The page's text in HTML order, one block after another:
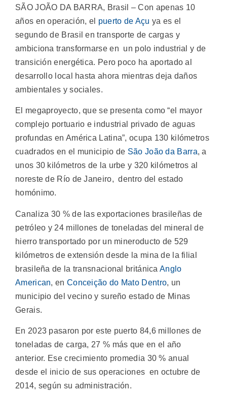
SÃO JOÃO DA BARRA, Brasil – Con apenas 10
años en operación, el puerto de Açu ya es el
segundo de Brasil en transporte de cargas y
ambiciona transformarse en un polo industrial y de
transición energética. Pero poco ha aportado al
desarrollo local hasta ahora mientras deja daños
ambientales y sociales.
El megaproyecto, que se presenta como “el mayor
complejo portuario e industrial privado de aguas
profundas en América Latina”, ocupa 130 kilómetros
cuadrados en el municipio de São João da Barra, a
unos 30 kilómetros de la urbe y 320 kilómetros al
noreste de Río de Janeiro, dentro del estado
homónimo.
Canaliza 30 % de las exportaciones brasileñas de
petróleo y 24 millones de toneladas del mineral de
hierro transportado por un mineroducto de 529
kilómetros de extensión desde la mina de la filial
brasileña de la transnacional británicaAnglo
American, en Conceição do Mato Dentro, un
municipio del vecino y sureño estado de Minas
Gerais.
En 2023 pasaron por este puerto 84,6 millones de
toneladas de carga, 27 % más que en el año
anterior. Ese crecimiento promedia 30 % anual
desde el inicio de sus operaciones en octubre de
2014, según su administración.